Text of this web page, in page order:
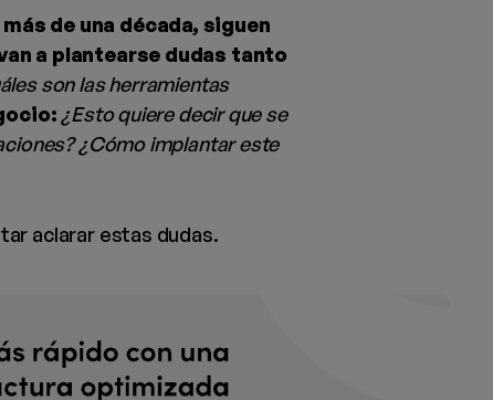
de una década, siguen
a plantearse dudas tanto
son las herramientas
¿Esto quiere decir que se
¿Cómo implantar este
aclarar estas dudas.